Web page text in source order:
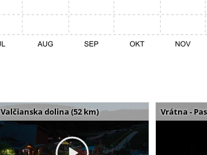
Valčianska dolina (52 km) Vrátna -